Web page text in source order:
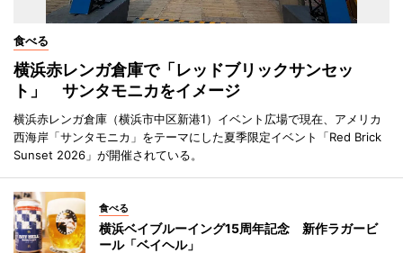
食べる
横浜赤レンガ倉庫で「レッドブリックサンセッ
ト」 サンタモニカをイメージ
横浜赤レンガ倉庫（横浜市中区新港1）イベント広場で現在、アメリカ
西海岸「サンタモニカ」をテーマにした夏季限定イベント「Red Brick
Sunset 2026」が開催されている。
食べる
横浜ベイブルーイング15周年記念 新作ラガービ
ール「ベイヘル」